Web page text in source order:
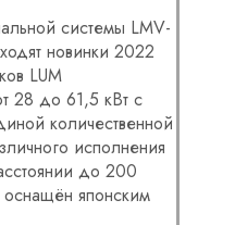
системы LMV-
новинки 2022
LUM
28 до 61,5 кВт с
количественной
исполнения
до 200
японским